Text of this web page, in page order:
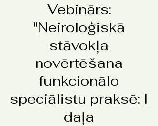
Vebinārs:
"Neiroloģiskā
stāvokļa
novērtēšana
funkcionālo
speciālistu praksē: I
daļa